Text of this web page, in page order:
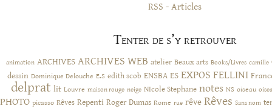
RSS - Articles
Tenter de s’y retrouver
animation ARCHIVES ARCHIVES WEB atelier Beaux arts Books/Livres camille
dessin Dominique Delouche E.S edith scob ENSBA ES EXPOS FELLINI
delprat lit Louvre maison rouge neige NIcole Stephane notes NS oiseau
PHOTO picasso Rêves Repenti Roger Dumas Rome rue rêve Rêves Sans nom